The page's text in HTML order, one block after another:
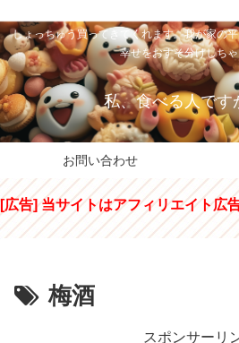
しょっちゅう買ってきてくれます。我が家の
幸せをおすそ分けしち
私、食べる人です
お問い合わせ
[広告] 当サイトはアフィリエイト広
梅酒
スポンサーリ